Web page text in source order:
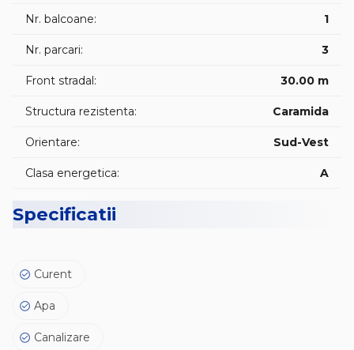
😊 Va asteptam la vizionare !
Nr. balcoane: 1
Nr. parcari: 3
Front stradal: 30.00 m
Structura rezistenta: Caramida
Orientare: Sud-Vest
Clasa energetica: A
Specificatii
Curent
Apa
Canalizare